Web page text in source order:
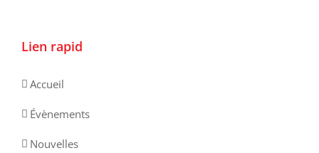
Lien rapid
Accueil
Évènements
Nouvelles